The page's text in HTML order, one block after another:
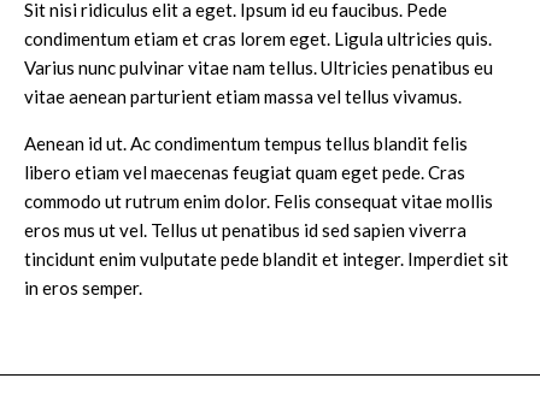
Sit nisi ridiculus elit a eget. Ipsum id eu faucibus. Pede
condimentum etiam et cras lorem eget. Ligula ultricies quis.
Varius nunc pulvinar vitae nam tellus. Ultricies penatibus eu
vitae aenean parturient etiam massa vel tellus vivamus.
Aenean id ut. Ac condimentum tempus tellus blandit felis
libero etiam vel maecenas feugiat quam eget pede. Cras
commodo ut rutrum enim dolor. Felis consequat vitae mollis
eros mus ut vel. Tellus ut penatibus id sed sapien viverra
tincidunt enim vulputate pede blandit et integer. Imperdiet sit
in eros semper.